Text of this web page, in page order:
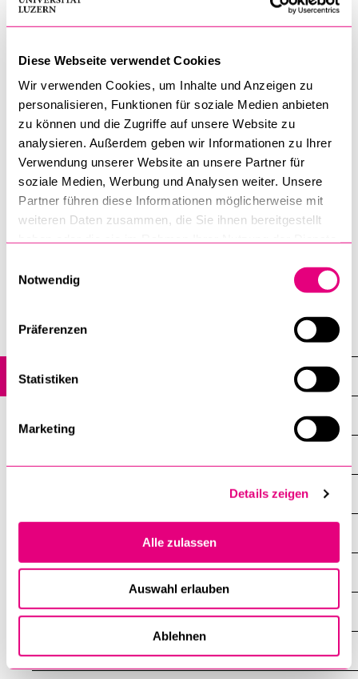
Diese Webseite verwendet Cookies
Wir verwenden Cookies, um Inhalte und Anzeigen zu
personalisieren, Funktionen für soziale Medien anbieten
zu können und die Zugriffe auf unsere Website zu
analysieren. Außerdem geben wir Informationen zu Ihrer
Verwendung unserer Website an unsere Partner für
soziale Medien, Werbung und Analysen weiter. Unsere
Partner führen diese Informationen möglicherweise mit
weiteren Daten zusammen, die Sie ihnen bereitgestellt
Notwendig
Präferenzen
Statistiken
Marketing
Details zeigen
Alle zulassen
Auswahl erlauben
Ablehnen
News
Tagungsberichte
Leute
Uni-Leben
Brunner-Artho, Ausbildungsleiter am Seminar St. Beat
Deragisch, Absolventin des Theologie Spezial Curriculums.
Bereits im Juli kommuniziert wurden die
Absolventinnen und
Absolventen des Religionspädagogischen Instituts RPI
DATEIEN
Absolventinnen und Absolventen der Theologischen Fakultät
im Studienjahr 2021/2022
(inkl. RPI)
Theologische Fakultät